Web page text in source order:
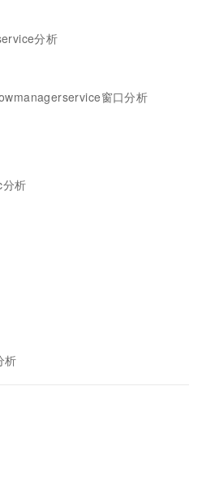
分析
窗口分析
析
析